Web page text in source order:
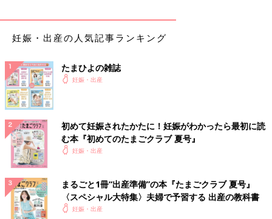
重見 これまでは妊娠することでGDF15の分泌が増えるわけで
胎児が発生し、胎盤がつくられることによってGDF15がたくさ
んつくられるということ。わかりやすくいうと、GDF15は、母
体からつくられるのではなく、妊娠したことで新しく形成される
胎盤などからつくられるということがわかったのです。
――ママにとって、胎盤や胎児は“異物”だから、それによって炎
症が起こり、サイトカインであるGDF15が分泌されてしまう、
というイメージでしょうか。
重見 まだ解明されていないことも多いですが、イメージとして
は間違っていないと思います。実際、お母さん由来のGDF15
と、胎児由来のGDF15の成分のどちらが多いかを比べてみる
妊娠・出産の人気記事ランキング
たまひよの雑誌
妊娠・出産
初めて妊娠されたかたに！妊娠がわかったら最初に読
む本『初めてのたまごクラブ 夏号』
妊娠・出産
まるごと1冊“出産準備”の本『たまごクラブ 夏号』
〈スペシャル大特集〉夫婦で予習する 出産の教科書
妊娠・出産